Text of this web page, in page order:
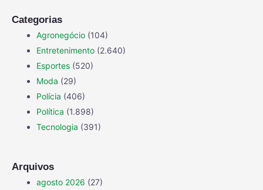
Categorias
Agronegócio (104)
Entretenimento (2.640)
Esportes (520)
Moda (29)
Polícia (406)
Política (1.898)
Tecnologia (391)
Arquivos
agosto 2026 (27)